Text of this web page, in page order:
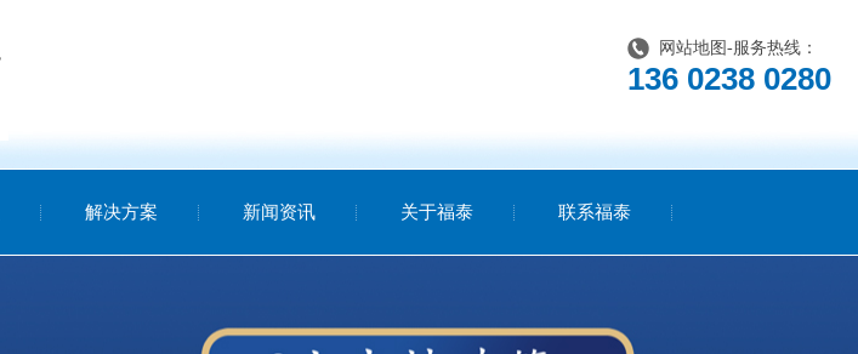
网站地图 -服务热线：
136 0238 0280
解决方案 新闻资讯 关于福泰 联系福泰